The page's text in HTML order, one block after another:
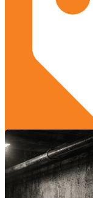
Desain dan
Manajemen